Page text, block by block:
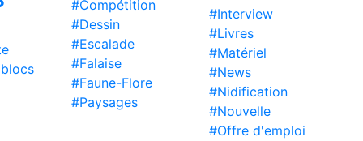
#Compétition
#Dessin
#Escalade
#Falaise
#Faune-Flore
#Paysages
#Interview
#Livres
#Matériel
#News
#Nidification
#Nouvelle
#Offre d'emploi